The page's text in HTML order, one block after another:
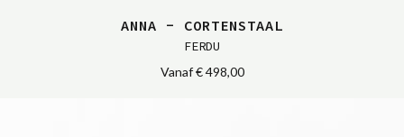
ANNA - CORTENSTAAL
FERDU
Vanaf€ 498,00